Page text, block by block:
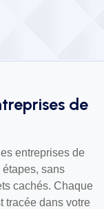
de
entreprises de
sans
cachés. Chaque
tracée dans votre